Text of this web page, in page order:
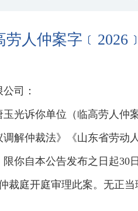
劳人仲案字
司：
光诉你单位（临高劳人仲
解仲裁法》《山东省劳动
你自本公告发布之日起30
裁庭开庭审理此案。无正